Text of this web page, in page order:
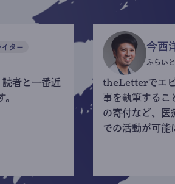
イター
者と一番近
今西
ふらい
theLetterでエ
事を執筆するこ
の寄付など、医
での活動が可能